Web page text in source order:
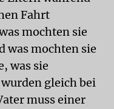
Fahrt
mochten sie
was mochten sie
was sie
gleich bei
muss einer